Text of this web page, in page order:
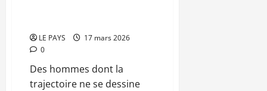
LE PAYS
17 mars 2026
0
Des hommes dont la
trajectoire ne se dessine